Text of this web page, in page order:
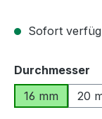
Sofort
Durchmesser
16 mm
20